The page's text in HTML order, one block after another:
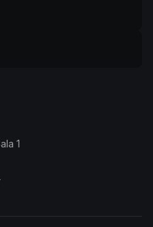
1